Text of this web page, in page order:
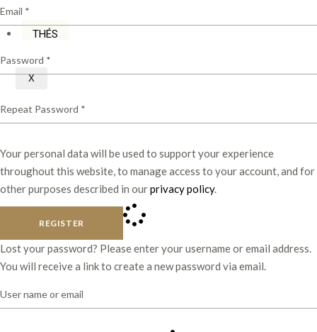
THÉS
X
Your personal data will be used to support your experience
throughout this website, to manage access to your account, and for
other purposes described in ourprivacy policy.
REGISTER
Lost your password? Please enter your username or email address.
You will receive a link to create a new password via email.